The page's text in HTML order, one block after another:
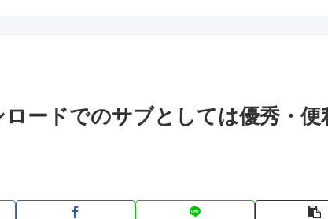
ードでのサブとしては優秀・便